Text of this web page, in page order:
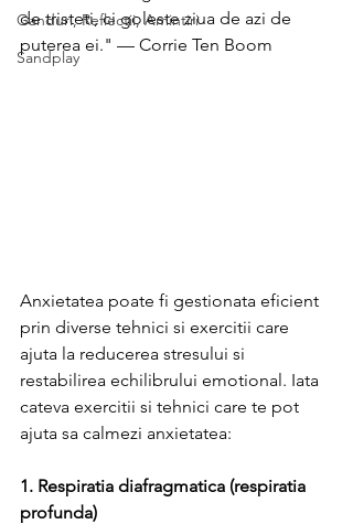
Ganduri, Reflectii, Amintiri
Sandplay
de tristeti, ci goleste ziua de azi de
puterea ei." — Corrie Ten Boom
Anxietatea poate fi gestionata eficient
prin diverse tehnici si exercitii care
ajuta la reducerea stresului si
restabilirea echilibrului emotional. Iata
cateva exercitii si tehnici care te pot
ajuta sa calmezi anxietatea:
1. Respiratia diafragmatica (respiratia
profunda)